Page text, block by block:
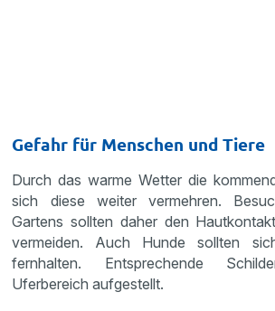
Gefahr für Menschen und Tiere
Durch das warme Wetter die
sich diese weiter vermehren.
Gartens sollten daher den
vermeiden. Auch Hunde sollten
fernhalten. Entsprechende
Uferbereich aufgestellt.